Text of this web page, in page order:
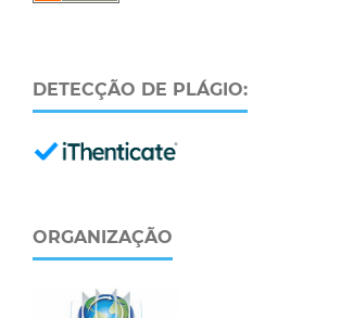
DETECÇÃO DE PLÁGIO:
ORGANIZAÇÃO